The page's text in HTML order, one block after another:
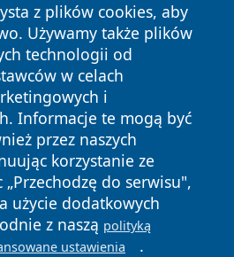
z plików cookies, aby
Używamy także plików
technologii od
w celach
i
Informacje te mogą być
przez naszych
korzystanie ze
do serwisu",
użycie dodatkowych
z naszą polityką
ustawienia .
Wszystkie prawa
Polityka
Cookies